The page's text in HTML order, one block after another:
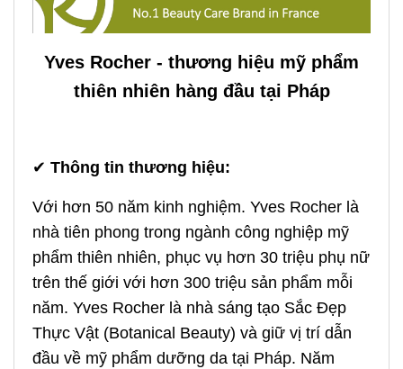
Yves Rocher - thương hiệu mỹ phẩm
thiên nhiên hàng đầu tại Pháp
✔ Thông tin thương hiệu:
Với hơn 50 năm kinh nghiệm. Yves Rocher là
nhà tiên phong trong ngành công nghiệp mỹ
phẩm thiên nhiên, phục vụ hơn 30 triệu phụ nữ
trên thế giới với hơn 300 triệu sản phẩm mỗi
năm. Yves Rocher là nhà sáng tạo Sắc Đẹp
Thực Vật (Botanical Beauty) và giữ vị trí dẫn
đầu về mỹ phẩm dưỡng da tại Pháp. Năm